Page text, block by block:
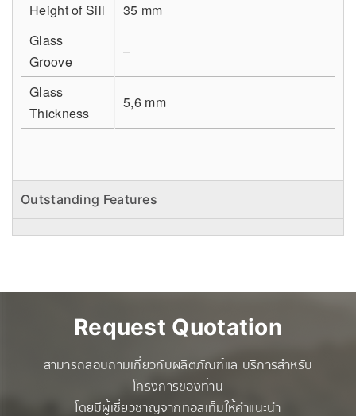
Height of Sill
35 mm
Glass
Groove
–
Glass
Thickness
5,6 mm
Outstanding Features
Request Quotation
สามารถสอบถามเกี่ยวกับผลิตภัณฑ์และบริการสำหรับ
โครงการของท่าน
โดยมีผู้เชี่ยวชาญจากทอสเท็มให้คำแนะนำ